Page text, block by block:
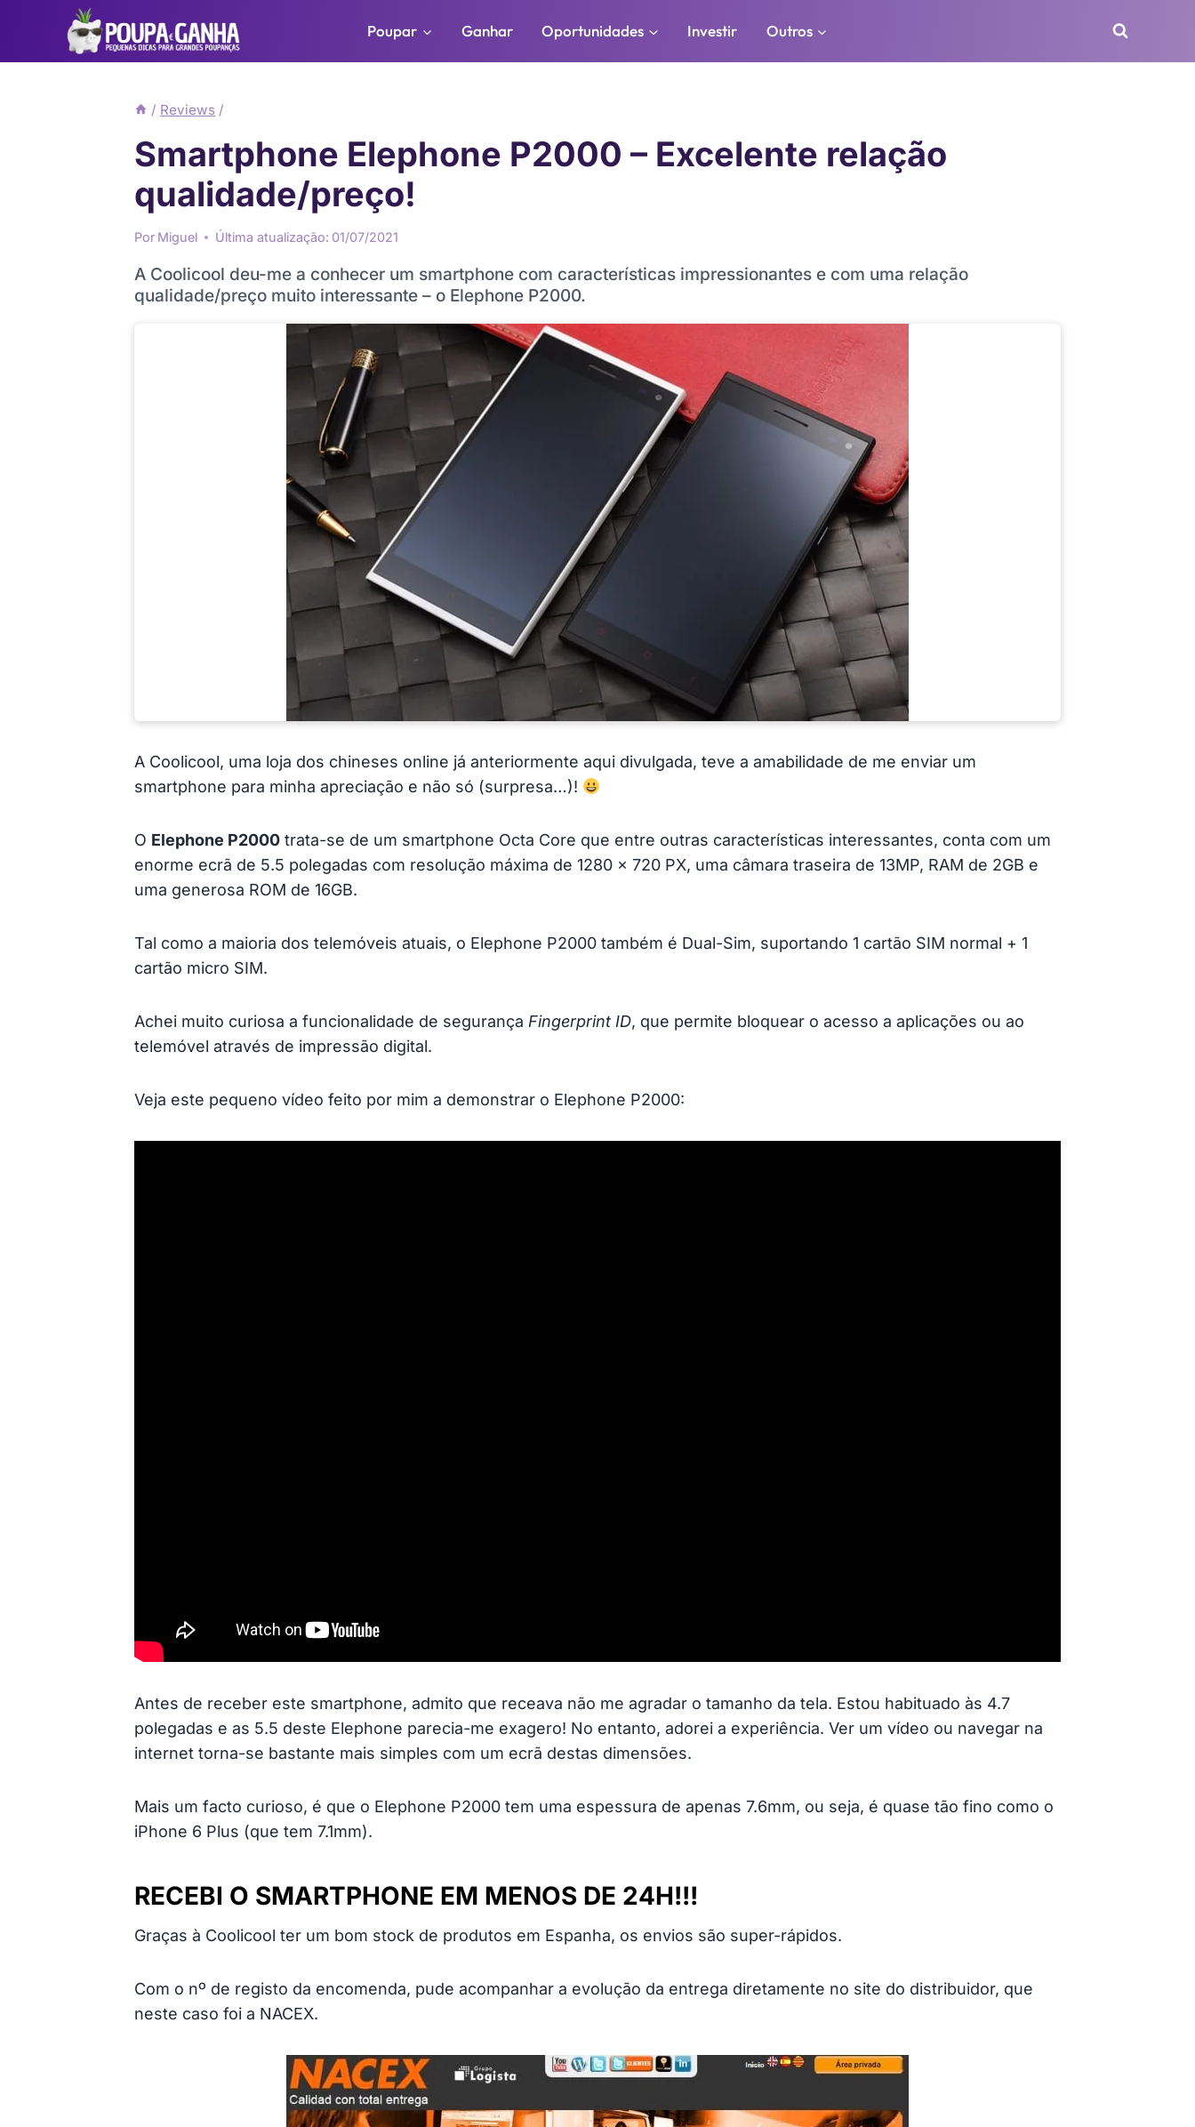
o
Poupar Ganhar Oportunidades Investir Outros
/ Reviews /
Smartphone Elephone P2000 – Excelente relação
qualidade/preço!
Por Miguel Última atualização: 01/07/2021
A Coolicool deu-me a conhecer um smartphone com características impressionantes e com uma relação
qualidade/preço muito interessante – o Elephone P2000.
A Coolicool, uma loja dos chineses online já anteriormente aqui divulgada, teve a amabilidade de me enviar um
smartphone para minha apreciação e não só (surpresa…)!
O Elephone P2000 trata-se de um smartphone Octa Core que entre outras características interessantes, conta com um
enorme ecrã de 5.5 polegadas com resolução máxima de 1280 x 720 PX, uma câmara traseira de 13MP, RAM de 2GB e
uma generosa ROM de 16GB.
Tal como a maioria dos telemóveis atuais, o Elephone P2000 também é Dual-Sim, suportando 1 cartão SIM normal + 1
cartão micro SIM.
Achei muito curiosa a funcionalidade de segurança Fingerprint ID, que permite bloquear o acesso a aplicações ou ao
telemóvel através de impressão digital.
Veja este pequeno vídeo feito por mim a demonstrar o Elephone P2000:
Antes de receber este smartphone, admito que receava não me agradar o tamanho da tela. Estou habituado às 4.7
polegadas e as 5.5 deste Elephone parecia-me exagero! No entanto, adorei a experiência. Ver um vídeo ou navegar na
internet torna-se bastante mais simples com um ecrã destas dimensões.
Mais um facto curioso, é que o Elephone P2000 tem uma espessura de apenas 7.6mm, ou seja, é quase tão fino como o
iPhone 6 Plus (que tem 7.1mm).
RECEBI O SMARTPHONE EM MENOS DE 24H!!!
Graças à Coolicool ter um bom stock de produtos em Espanha, os envios são super-rápidos.
Com o nº de registo da encomenda, pude acompanhar a evolução da entrega diretamente no site do distribuidor, que
neste caso foi a NACEX.